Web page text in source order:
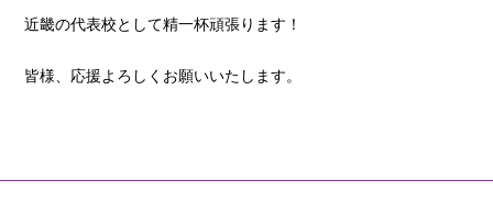
近畿の代表校として精一杯頑張ります！
皆様、応援よろしくお願いいたします。